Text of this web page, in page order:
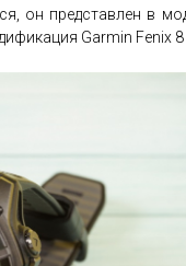
он представлен в
Garmin Fenix